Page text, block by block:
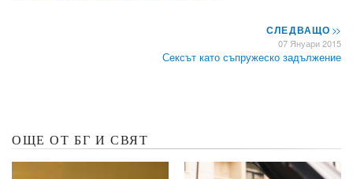
СЛЕДВАЩО>>
07 Януари 2015
Сексът като съпружеско задължение
ОЩЕ ОТ БГ И СВЯТ